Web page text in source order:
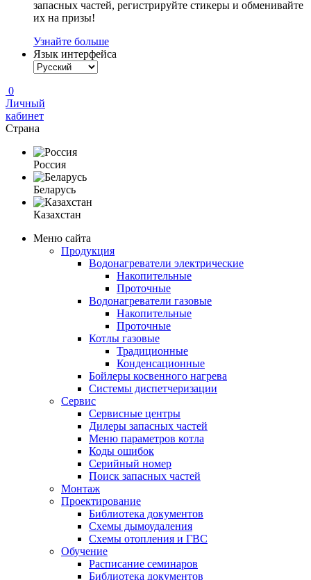
запасных частей, регистрируйте стикеры и обменивайте
их на призы!
Узнайте больше
Язык интерфейса
0
Личный
кабинет
Страна
Россия
Беларусь
Казахстан
Меню сайта
Продукция
Водонагреватели электрические
Накопительные
Проточные
Водонагреватели газовые
Накопительные
Проточные
Котлы газовые
Традиционные
Конденсационные
Бойлеры косвенного нагрева
Системы диспетчеризации
Сервис
Сервисные центры
Дилеры запасных частей
Меню параметров котла
Коды ошибок
Серийный номер
Поиск запасных частей
Монтаж
Проектирование
Библиотека документов
Схемы дымоудаления
Схемы отопления и ГВС
Обучение
Расписание семинаров
Библиотека документов